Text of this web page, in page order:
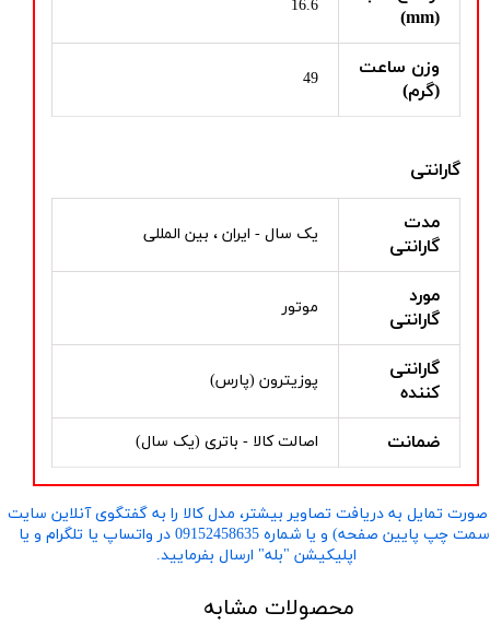
(mm)
16.6
وزن ساعت
(گرم)
49
گارانتی
مدت
گارانتی
یک سال - ایران ، بین المللی
مورد
گارانتی
موتور
گارانتی
کننده
پوزیترون (پارس)
ضمانت اصالت کالا - باتری (یک سال)
تمایل به دریافت تصاویر بیشتر، مدل کالا را به گفتگوی آنلاین سایت
​​​​​​​(سمت چپ پایین صفحه) و یا شماره 09152458635 در واتساپ یا تلگرام و یا
اپلیکیشن "بله" ارسال بفرمایید.
محصولات مشابه